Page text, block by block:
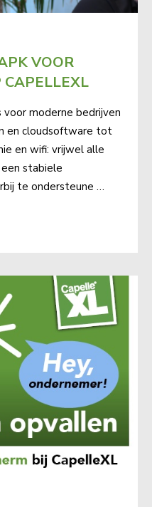
VOOR
CAPELLEXL
moderne bedrijven
en cloudsoftware tot
en wifi: vrijwel alle
stabiele
te ondersteune …